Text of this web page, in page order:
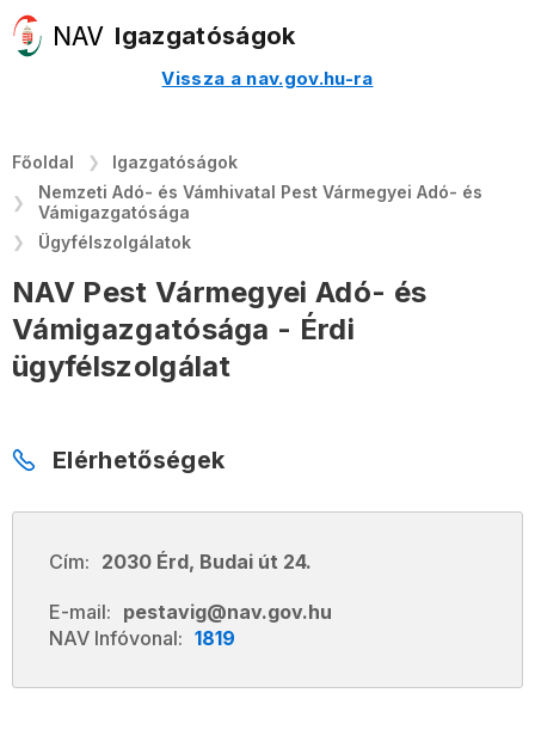
Igazgatóságok
Vissza a nav.gov.hu-ra
Főoldal
Igazgatóságok
Nemzeti Adó- és Vámhivatal Pest Vármegyei Adó- és
Vámigazgatósága
Ügyfélszolgálatok
NAV Pest Vármegyei Adó- és
Vámigazgatósága - Érdi
ügyfélszolgálat
Elérhetőségek
Cím: 2030 Érd, Budai út 24.
E-mail: pestavig@nav.gov.hu
NAV Infóvonal: 1819